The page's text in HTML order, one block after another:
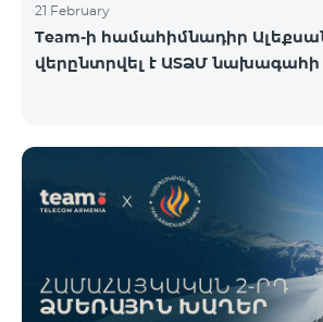
21 February
Team-ի համահիմնադիր
վերընտրվել է ԱՏՁՄ